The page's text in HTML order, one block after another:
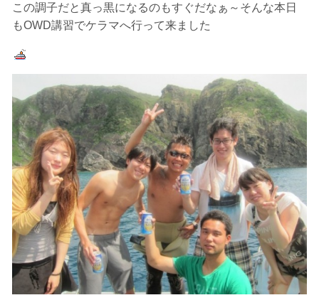
この調子だと真っ黒になるのもすぐだなぁ～そんな本日
もOWD講習でケラマへ行って来ました
当ツアーの手順と注意点
1.スイム開始の判断
たとえクジラが近くを泳いでいても、状況によってはエ
ントリーを行わない場合があります。
2.人数制限とエントリー順
クジラへのストレス軽減や安全管理の観点から、エント
リー人数を制限する場合があります。また、エントリー
の順番はガイドが決定しますので、必ずその指示に従っ
て準備してください。
3.クジラとの距離と泳ぎ方
クジラの観察は水面からのみとし、素潜りは禁止としま
す。クジラによっては、人が近くを泳ぐことを嫌い、逃
げてしまう場合があります。そのため、原則として緊急
時やガイドの指示がある場合を除き、クジラの近くでフ
ィンキックなどをして泳ぐことも禁止します。クジラは